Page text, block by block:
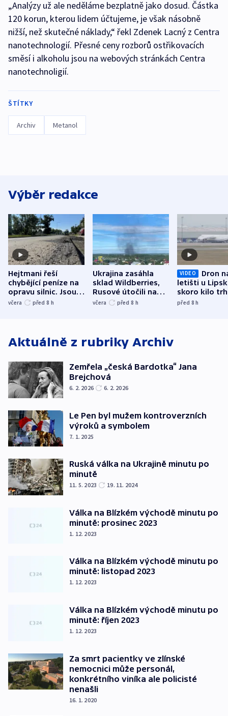
„Analýzy už ale neděláme bezplatně jako dosud. Částka
120 korun, kterou lidem účtujeme, je však násobně
nižší, než skutečné náklady,“ řekl Zdenek Lacný z Centra
nanotechnologií. Přesné ceny rozborů ostřikovacích
směsí i alkoholu jsou na webových stránkách Centra
nanotechnoligií.
ŠTÍTKY
Archiv Metanol
Výběr redakce
Hejtmani řeší
chybějící peníze na
opravu silnic. Jsou
nenárokové, namítá
včera před 8 h
Ukrajina zasáhla
sklad Wildberries,
Rusové útočili na
trh, hasiče či
včera před 8 h
VIDEO
Dron
letišti u
skoro kilo
indicie
před 8h
Aktuálně z rubriky Archiv
Zemřela „česká Bardotka“ Jana
Brejchová
6. 2. 2026 6. 2. 2026
Le Pen byl mužem kontroverzních
výroků a symbolem
7. 1. 2025
Ruská válka na Ukrajině minutu po
minutě
11. 5. 2023 19. 11. 2024
Válka na Blízkém východě minutu po
minutě: prosinec 2023
1. 12. 2023
Válka na Blízkém východě minutu po
minutě: listopad 2023
1. 12. 2023
Válka na Blízkém východě minutu po
minutě: říjen 2023
1. 12. 2023
Za smrt pacientky ve zlínské
nemocnici může personál,
konkrétního viníka ale policisté
nenašli
16. 1. 2020